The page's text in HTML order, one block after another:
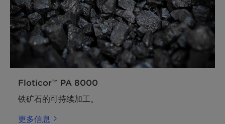
Floticor™ PA 8000
铁矿石的可持续加工。
更多信息